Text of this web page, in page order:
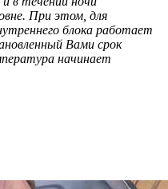
При этом, для
блока работает
Вами срок
начинает